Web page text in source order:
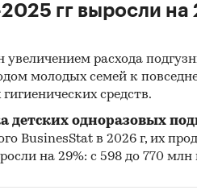
гг выросли на
увеличением расхода
молодых семей к
средств.
детских одноразовых
BusinesStat в 2026 г, их
на 29%: с 598 до 770 млн